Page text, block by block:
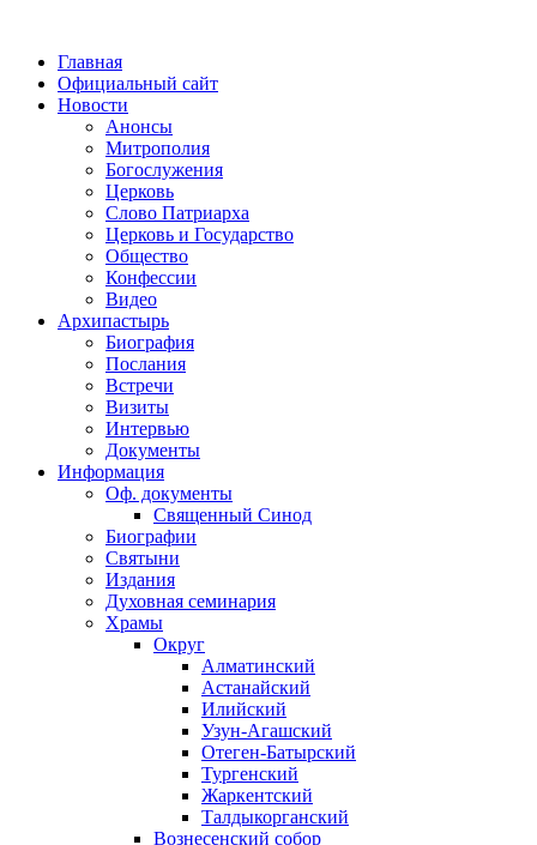
Главная
Официальный сайт
Новости
Анонсы
Митрополия
Богослужения
Церковь
Слово Патриарха
Церковь и Государство
Общество
Конфессии
Видео
Архипастырь
Биография
Послания
Встречи
Визиты
Интервью
Документы
Информация
Оф. документы
Священный Синод
Биографии
Святыни
Издания
Духовная семинария
Храмы
Округ
Алматинский
Астанайский
Илийский
Узун-Агашский
Отеген-Батырский
Тургенский
Жаркентский
Талдыкорганский
Вознесенский собор